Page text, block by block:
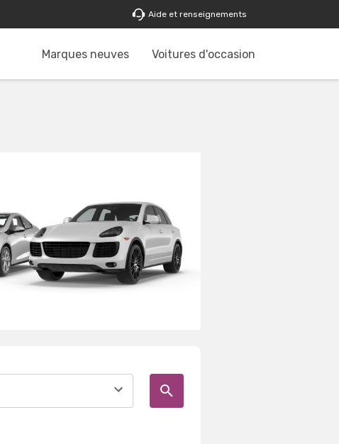
Aide et renseignements
Marques neuves Voitures d'occasion